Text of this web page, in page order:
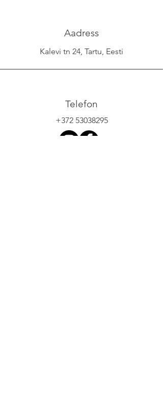
Aadress
Kalevi tn 24, Tartu, Eesti
Telefon
+372 53038295